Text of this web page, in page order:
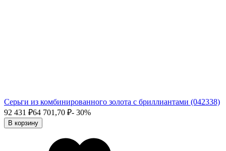
Серьги из комбинированного золота с бриллиантами (042338)
92 431 ₽64 701,70 ₽- 30%
В корзину